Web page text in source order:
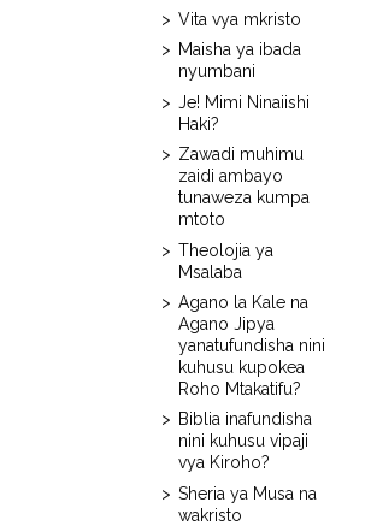
Vita vya mkristo
Maisha ya ibada
nyumbani
Je! Mimi Ninaiishi
Haki?
Zawadi muhimu
zaidi ambayo
tunaweza kumpa
mtoto
Theolojia ya
Msalaba
Agano la Kale na
Agano Jipya
yanatufundisha nini
kuhusu kupokea
Roho Mtakatifu?
Biblia inafundisha
nini kuhusu vipaji
vya Kiroho?
Sheria ya Musa na
wakristo